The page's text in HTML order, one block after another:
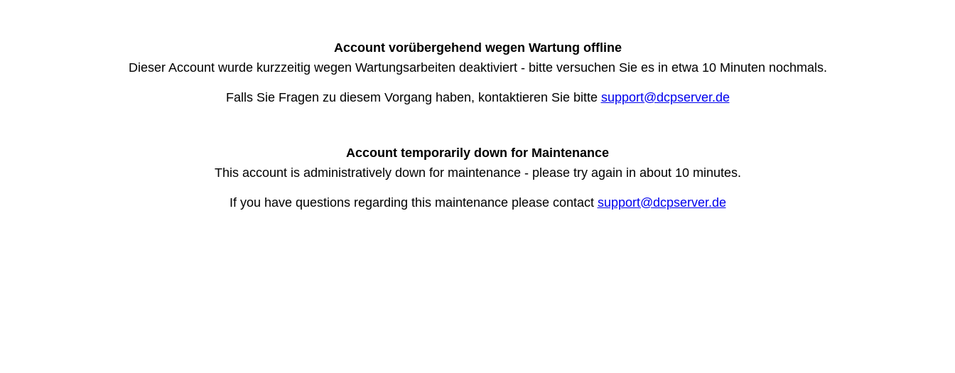
Account vorübergehend wegen Wartung offline
Dieser Account wurde kurzzeitig wegen Wartungsarbeiten deaktiviert - bitte versuchen Sie es in etwa 10 Minuten nochmals.
Falls Sie Fragen zu diesem Vorgang haben, kontaktieren Sie bitte support@dcpserver.de
Account temporarily down for Maintenance
This account is administratively down for maintenance - please try again in about 10 minutes.
If you have questions regarding this maintenance please contact support@dcpserver.de